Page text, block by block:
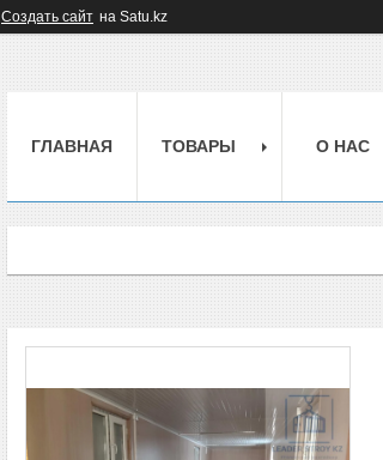
Создать сайт на Satu.kz
ГЛАВНАЯ ТОВАРЫ О НАС